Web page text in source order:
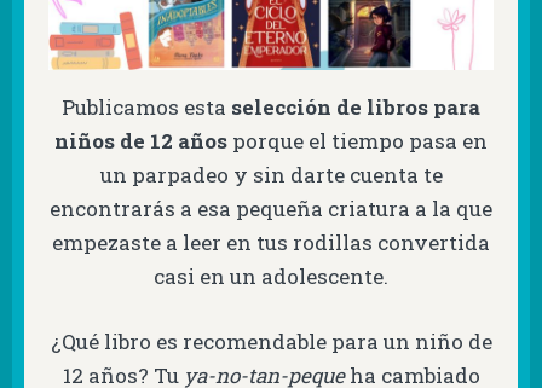
Publicamos esta selección de libros para
niños de 12 años porque el tiempo pasa en
un parpadeo y sin darte cuenta te
encontrarás a esa pequeña criatura a la que
empezaste a leer en tus rodillas convertida
casi en un adolescente.
¿Qué libro es recomendable para un niño de
12 años? Tu ya-no-tan-pequeha cambiado